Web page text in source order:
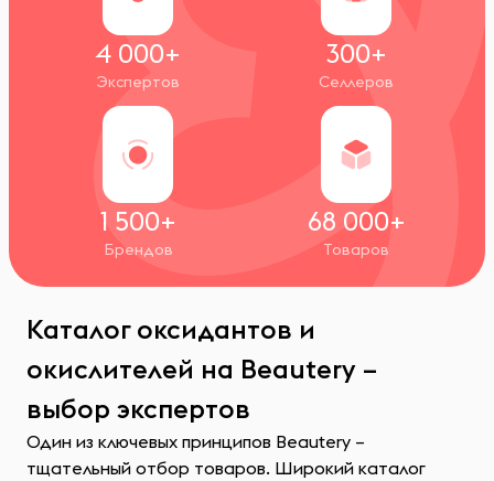
4 000+
Экспертов
300+
Селлеров
1 500+
Брендов
68 000+
Товаров
Каталог оксидантов и
окислителей на Beautery –
выбор экспертов
Один из ключевых принципов Beautery –
тщательный отбор товаров. Широкий каталог